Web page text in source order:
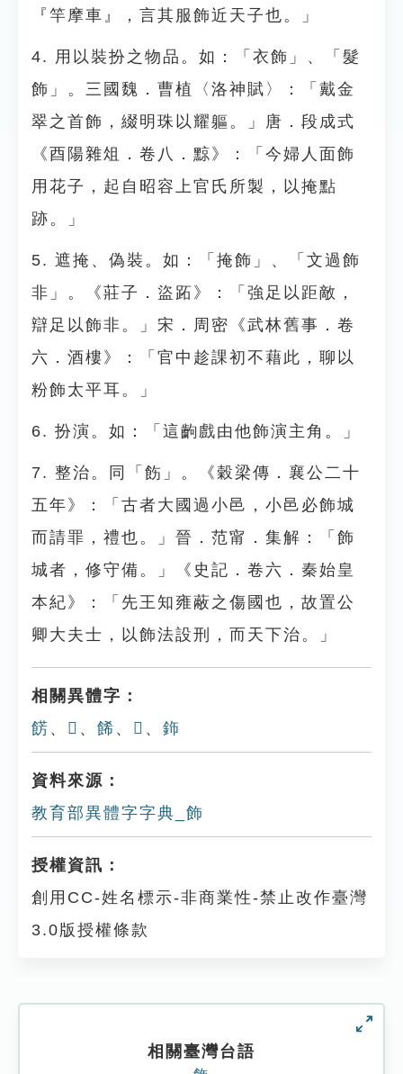
『竿摩車』，言其服飾近天子也。」
4. 用以裝扮之物品。如：「衣飾」、「髮
飾」。三國魏．曹植〈洛神賦〉：「戴金
翠之首飾，綴明珠以耀軀。」唐．段成式
《酉陽雜俎．卷八．黥》：「今婦人面飾
用花子，起自昭容上官氏所製，以掩點
跡。」
5. 遮掩、偽裝。如：「掩飾」、「文過飾
非」。《莊子．盜跖》：「強足以距敵，
辯足以飾非。」宋．周密《武林舊事．卷
六．酒樓》：「官中趁課初不藉此，聊以
粉飾太平耳。」
6. 扮演。如：「這齣戲由他飾演主角。」
7. 整治。同「飭」。《穀梁傳．襄公二十
五年》：「古者大國過小邑，小邑必飾城
而請罪，禮也。」晉．范甯．集解：「飾
城者，修守備。」《史記．卷六．秦始皇
本紀》：「先王知雍蔽之傷國也，故置公
卿大夫士，以飾法設刑，而天下治。」
相關異體字：
餝 、 𩚍 、 餙 、 𩜓 、 鉓
資料來源：
教育部異體字字典_飾
授權資訊：
創用CC-姓名標示-非商業性-禁止改作臺灣
3.0版授權條款
相關臺灣台語